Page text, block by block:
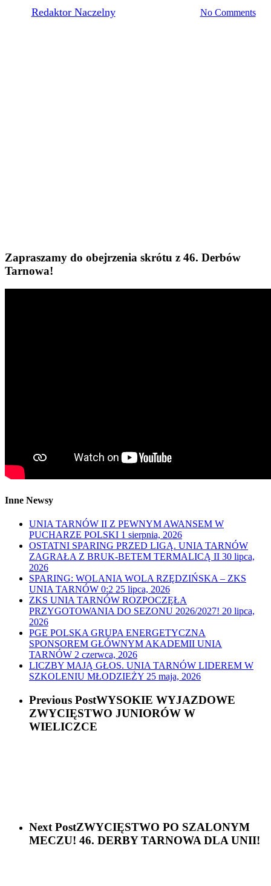
Redaktor Naczelny25 października, 2020 No Comments
Zapraszamy do obejrzenia skrótu z 46. Derbów
Tarnowa!
Inne Newsy
UNIA TARNÓW II Z PEWNYM AWANSEM W
PUCHARZE POLSKI 1 sierpnia, 2026
OSTATNI SPARING PRZED LIGĄ. UNIA TARNÓW
ZAGRAŁA Z BRUK-BETEM TERMALICĄ II 30 lipca,
2026
SPARING: WOLANIA WOLA RZĘDZIŃSKA – ZKS
UNIA TARNÓW 0:2 25 lipca, 2026
ZKS UNIA TARNÓW ROZPOCZĘŁA
PRZYGOTOWANIA DO SEZONU 2026/2027! 20 lipca,
2026
PGE POLSKA GRUPA ENERGETYCZNA
SPONSOREM GŁÓWNYM AKADEMII UNIA
TARNÓW 2 czerwca, 2026
LICZBY MAJĄ GŁOS. UNIA TARNÓW LIDEREM W
SZKOLENIU MŁODZIEŻY 25 maja, 2026
Previous PostWYSOKIE WYJAZDOWE
ZWYCIĘSTWO JUNIORÓW W
WIELICZCE
Next PostZWYCIĘSTWO PO SZALONYM
MECZU! 46. DERBY TARNOWA DLA UNII!